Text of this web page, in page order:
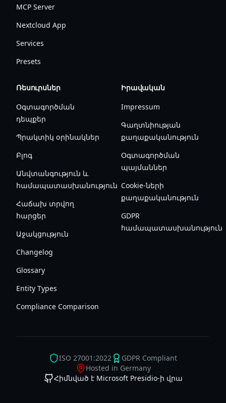
MCP Server
Nextcloud App
Services
Presets
Ռեսուրսներ
Օգտագործման
դեպքեր
Պրակտիկ օրինակներ
Բլոգ
Անվտանգություն և
համապատասխանություն
Հաճախ տրվող
հարցեր
Աջակցություն
Changelog
Glossary
Entity Types
Compliance Comparison
Իրավական
Impressum
Գաղտնիության
քաղաքականություն
Օգտագործման
պայմաններ
Cookie-ների
քաղաքականություն
GDPR
համապատասխանություն
ISO 27001:2022
GDPR Compliant
Hosted in Germany
Հիմնված է Microsoft Presidio-ի վրա